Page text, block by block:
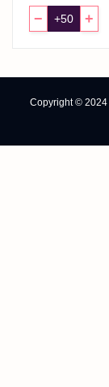
− +
Copyright © 2024